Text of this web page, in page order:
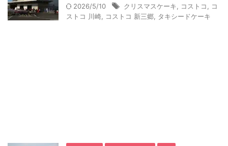
2026/5/10 クリスマスケーキ コストコ
コ
ストコ 川崎
コストコ 新三郷 タキシードケーキ